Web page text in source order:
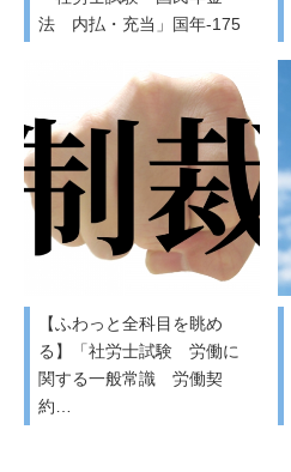
法 内払・充当」国年-175
【ふわっと全科目を眺め
る】「社労士試験 労働に
関する一般常識 労働契
約…